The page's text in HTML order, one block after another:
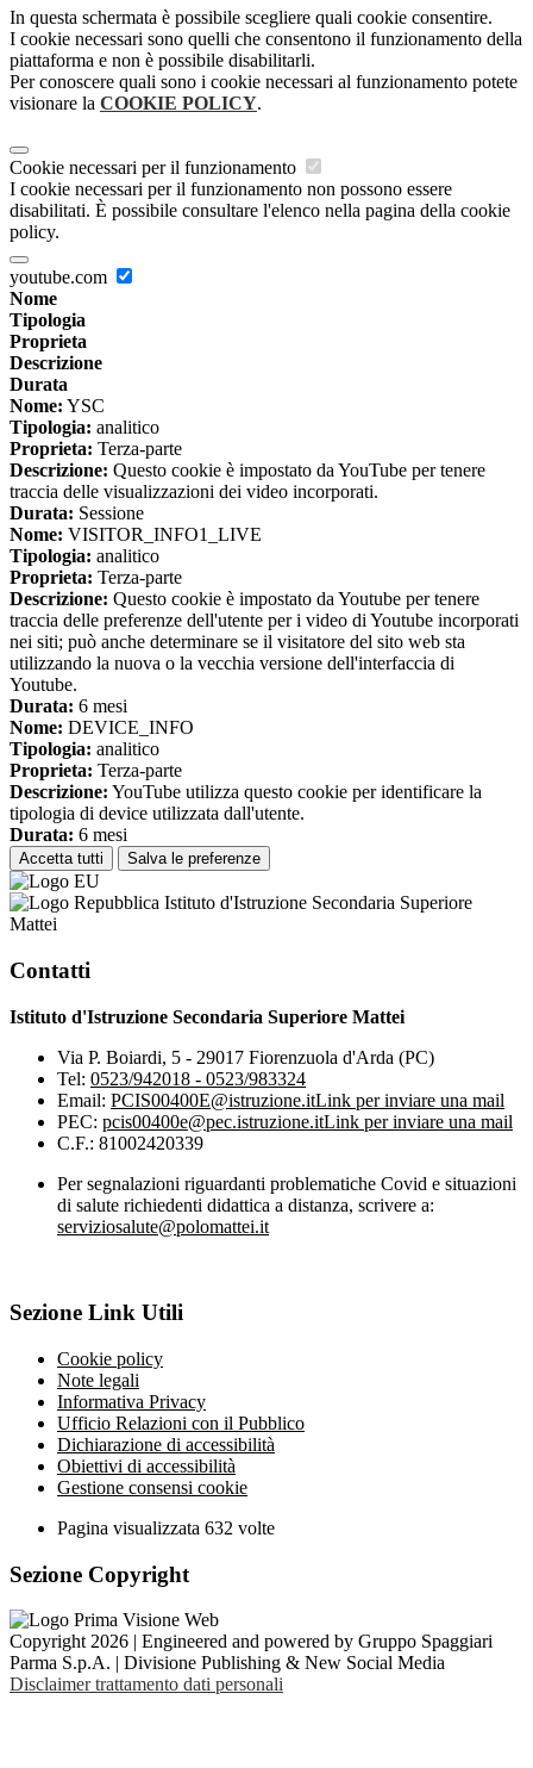
In questa schermata è possibile scegliere quali cookie consentire.
I cookie necessari sono quelli che consentono il funzionamento della
piattaforma e non è possibile disabilitarli.
Per conoscere quali sono i cookie necessari al funzionamento potete
visionare la COOKIE POLICY.
Cookie necessari per il funzionamento
I cookie necessari per il funzionamento non possono essere
disabilitati. È possibile consultare l'elenco nella pagina della cookie
policy.
youtube.com
Nome
Tipologia
Proprieta
Descrizione
Durata
Nome: YSC
Tipologia: analitico
Proprieta: Terza-parte
Descrizione: Questo cookie è impostato da YouTube per tenere
traccia delle visualizzazioni dei video incorporati.
Durata: Sessione
Nome: VISITOR_INFO1_LIVE
Tipologia: analitico
Proprieta: Terza-parte
Descrizione: Questo cookie è impostato da Youtube per tenere
traccia delle preferenze dell'utente per i video di Youtube incorporati
nei siti; può anche determinare se il visitatore del sito web sta
utilizzando la nuova o la vecchia versione dell'interfaccia di
Youtube.
Durata: 6 mesi
Nome: DEVICE_INFO
Tipologia: analitico
Proprieta: Terza-parte
Descrizione: YouTube utilizza questo cookie per identificare la
tipologia di device utilizzata dall'utente.
Durata: 6 mesi
Accetta tutti Salva le preferenze
Istituto d'Istruzione Secondaria Superiore
Mattei
Contatti
Istituto d'Istruzione Secondaria Superiore Mattei
Via P. Boiardi, 5 - 29017 Fiorenzuola d'Arda (PC)
Tel: 0523/942018 - 0523/983324
Email: PCIS00400E@istruzione.itLink per inviare una mail
PEC: pcis00400e@pec.istruzione.itLink per inviare una mail
C.F.: 81002420339
Per segnalazioni riguardanti problematiche Covid e situazioni
di salute richiedenti didattica a distanza, scrivere a:
serviziosalute@polomattei.it
Sezione Link Utili
Cookie policy
Note legali
Informativa Privacy
Ufficio Relazioni con il Pubblico
Dichiarazione di accessibilità
Obiettivi di accessibilità
Gestione consensi cookie
Pagina visualizzata 632 volte
Sezione Copyright
Copyright 2026 | Engineered and powered by Gruppo Spaggiari
Parma S.p.A. | Divisione Publishing & New Social Media
Disclaimer trattamento dati personali